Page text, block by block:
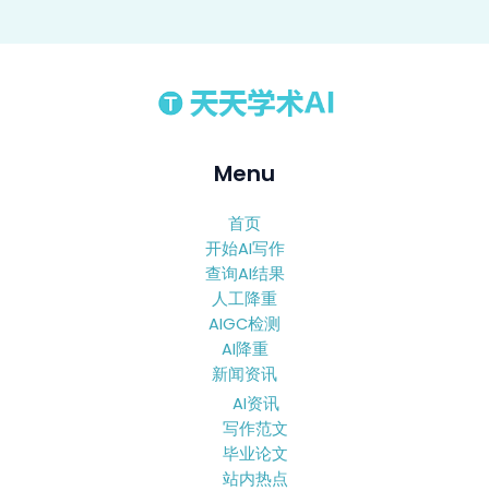
Menu
首页
开始AI写作
查询AI结果
人工降重
AIGC检测
AI降重
新闻资讯
AI资讯
写作范文
毕业论文
站内热点